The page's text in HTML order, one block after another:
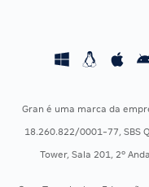
Concursos Fiscais
Gran é uma marca da
18.260.822/0001-77, SBS
Tower, Sala 201, 2º